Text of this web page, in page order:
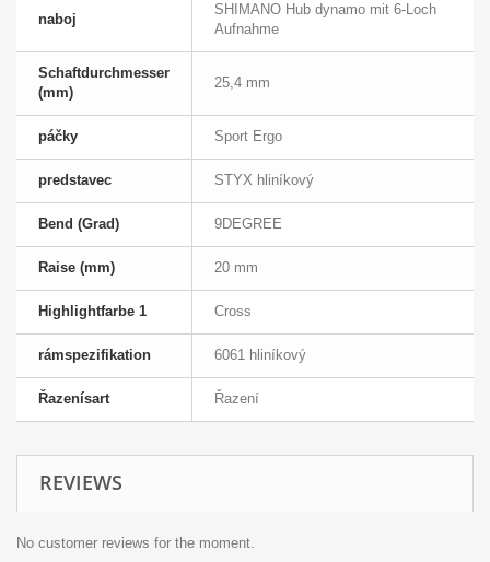
naboj
SHIMANO Hub dynamo mit 6-Loch
Aufnahme
Schaftdurchmesser
(mm)
25,4 mm
páčky Sport Ergo
predstavec STYX hliníkový
Bend (Grad) 9DEGREE
Raise (mm) 20 mm
Highlightfarbe 1 Cross
rámspezifikation 6061 hliníkový
Řazenísart Řazení
REVIEWS
No customer reviews for the moment.